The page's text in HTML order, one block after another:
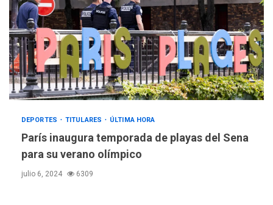
DEPORTES TITULARES ÚLTIMA HORA
París inaugura temporada de playas del Sena
para su verano olímpico
julio 6, 2024 6309